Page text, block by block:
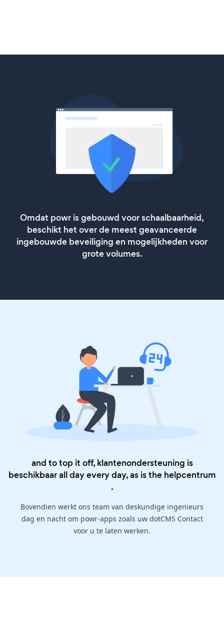
Omdat powr is gebouwd voor schaalbaarheid,
beschikt het over de meest geavanceerde
ingebouwde beveiliging en mogelijkheden voor
grote volumes.
and to top it off, klantenondersteuning is
beschikbaar all day every day, as is the helpcentrum
.
Bovendien werkt ons team van deskundige ingenieurs
dag en nacht om powr-apps zoals uw dotCMS Contact
voor u te laten werken.